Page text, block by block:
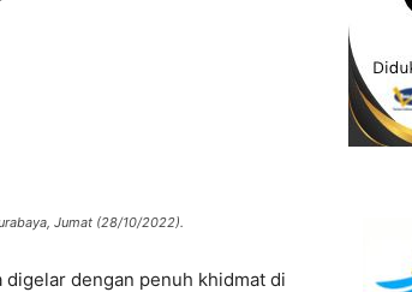
Jumat (28/10/2022).
digelar dengan penuh khidmat di